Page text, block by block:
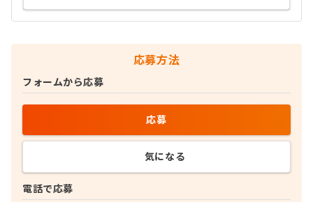
応募方法
電話で応募
フォームから応募
応募
気になる